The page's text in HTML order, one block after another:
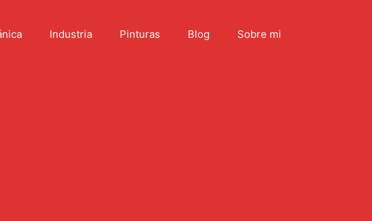
Industria Pinturas Blog Sobre mi